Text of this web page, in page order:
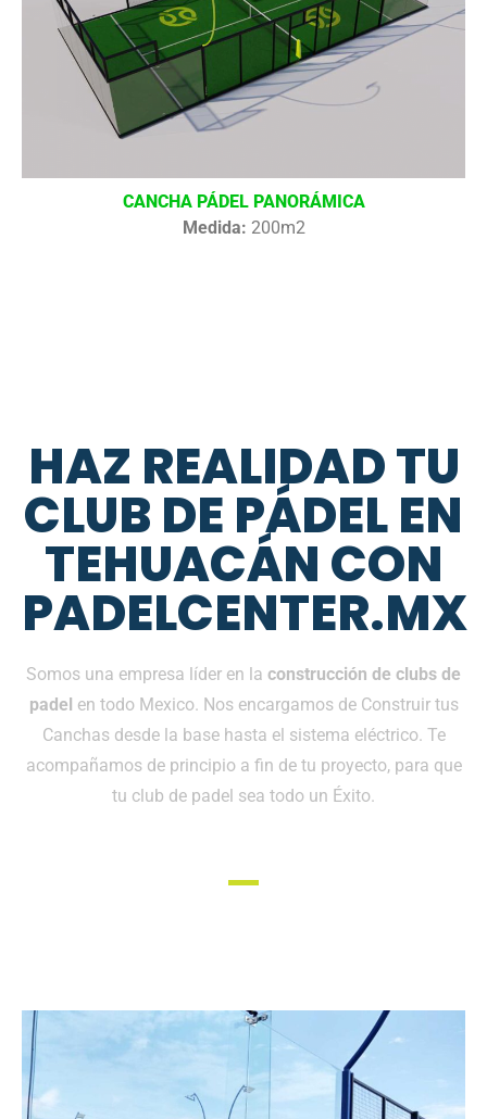
CANCHA PÁDEL PANORÁMICA
Medida: 200m2
HAZ REALIDAD TU
CLUB DE PÁDEL EN
TEHUACÁN CON
PADELCENTER.MX
Somos una empresa líder en la construcción de clubs de
padel en todo Mexico. Nos encargamos de Construir tus
Canchas desde la base hasta el sistema eléctrico. Te
acompañamos de principio a fin de tu proyecto, para que
tu club de padel sea todo un Éxito.